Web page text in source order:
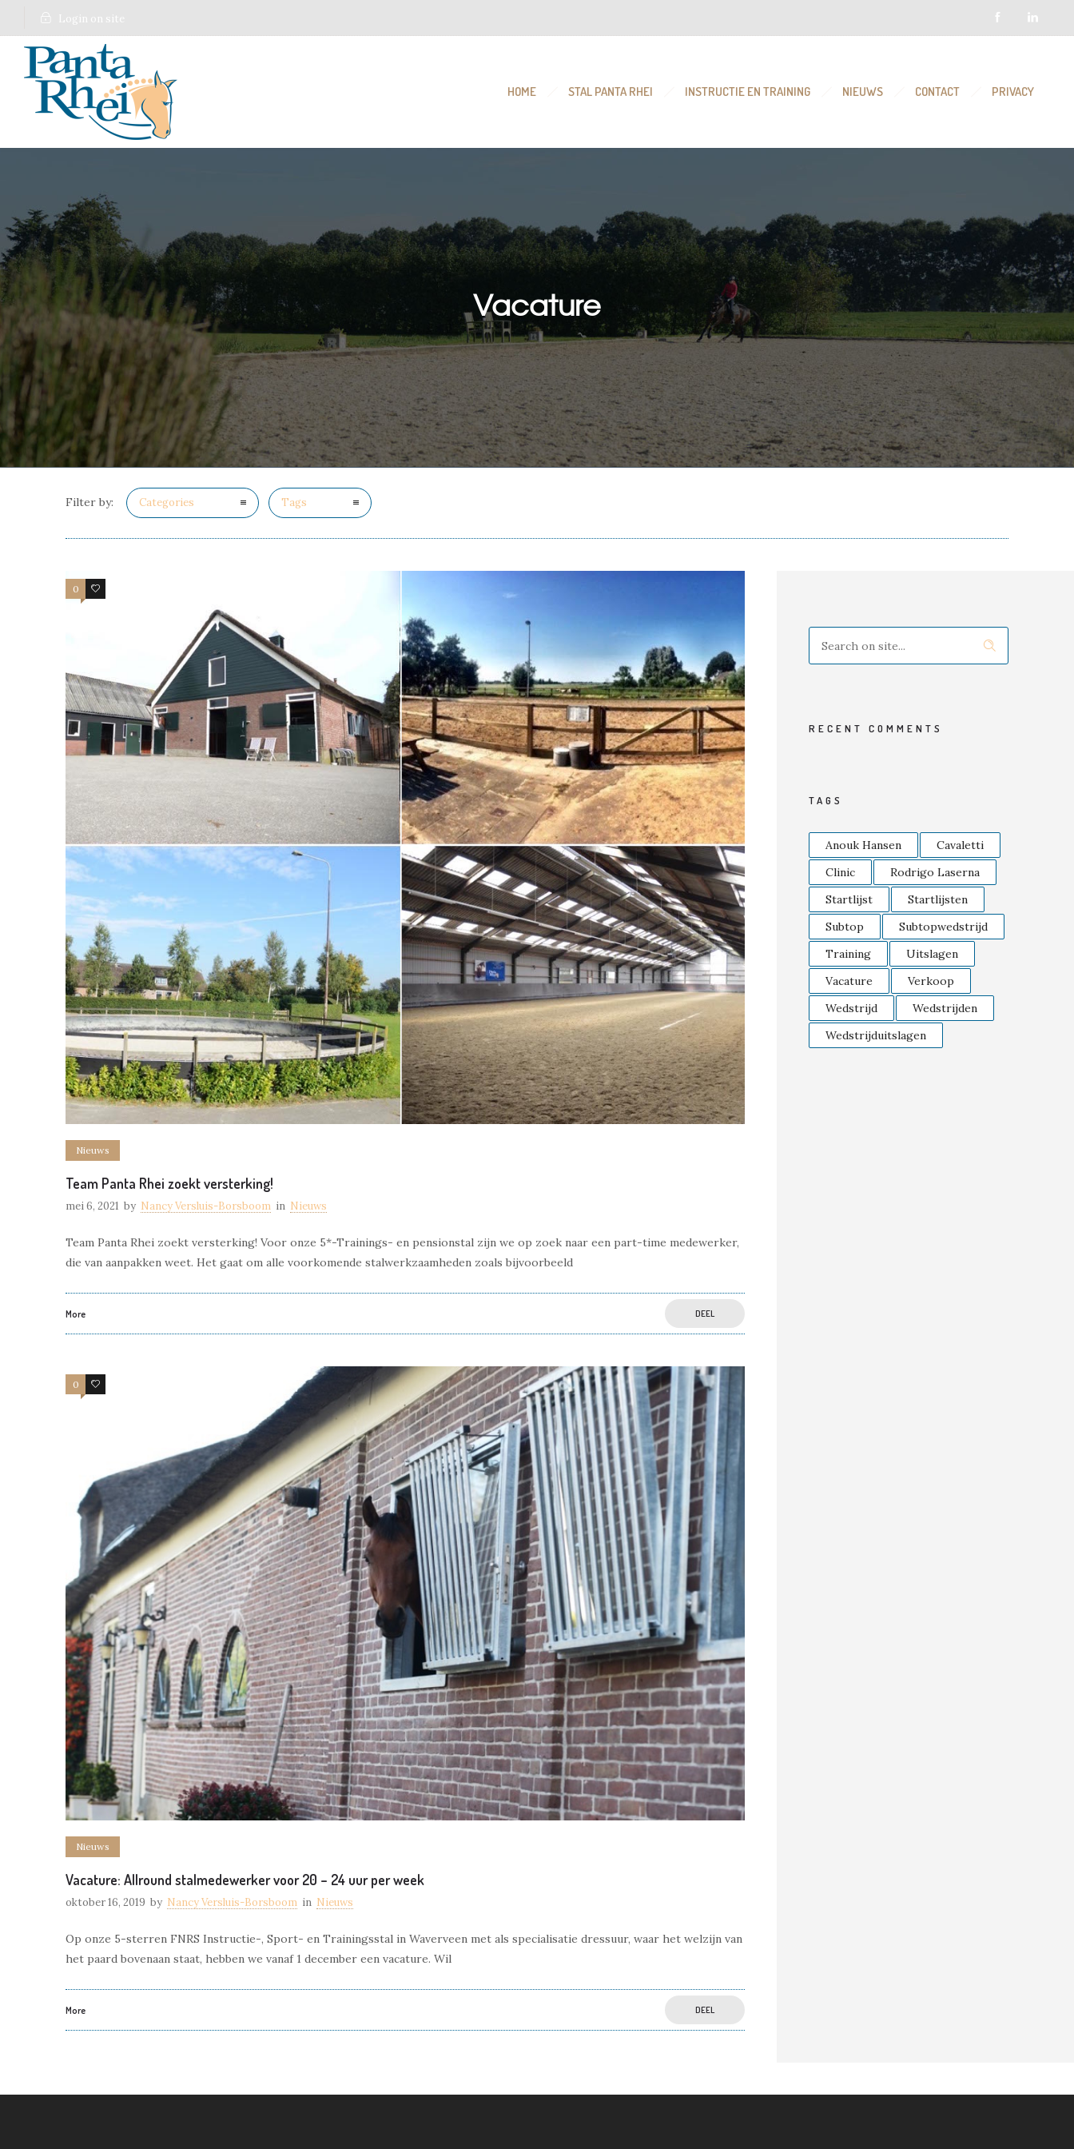
Login on site
HOME STAL PANTA RHEI INSTRUCTIE EN TRAINING NIEUWS CONTACT PRIVACY
Vacature
Filter by: Categories Tags
0 0
Nieuws
Team Panta Rhei zoekt versterking!
mei 6, 2021 by Nancy Versluis-Borsboom in Nieuws
Team Panta Rhei zoekt versterking! Voor onze 5*-Trainings- en pensionstal zijn we op zoek naar een part-time medewerker,
die van aanpakken weet. Het gaat om alle voorkomende stalwerkzaamheden zoals bijvoorbeeld
More DEEL
0 0
Nieuws
Vacature: Allround stalmedewerker voor 20 – 24 uur per week
oktober 16, 2019 by Nancy Versluis-Borsboom in Nieuws
Op onze 5-sterren FNRS Instructie-, Sport- en Trainingsstal in Waverveen met als specialisatie dressuur, waar het welzijn van
het paard bovenaan staat, hebben we vanaf 1 december een vacature. Wil
More DEEL
RECENT COMMENTS
TAGS
Anouk Hansen
Cavaletti
Clinic
Rodrigo Laserna
Startlijst
Startlijsten
Subtop
Subtopwedstrijd
Training
Uitslagen
Vacature
Verkoop
Wedstrijd
Wedstrijden
Wedstrijduitslagen